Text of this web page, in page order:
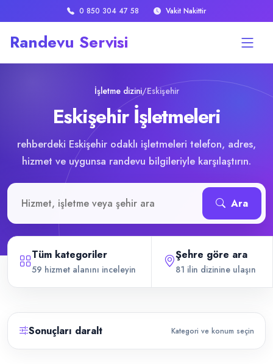
0 850 304 47 58 Vakit Nakittir
Randevu Servisi
İşletme dizini/Eskişehir
Eskişehir İşletmeleri
rehberdeki Eskişehir odaklı işletmeleri telefon, adres,
hizmet ve uygunsa randevu bilgileriyle karşılaştırın.
Ara
Tüm kategoriler
59 hizmet alanını inceleyin
Şehre göre ara
81 ilin dizinine ulaşın
Sonuçları daralt Kategori ve konum seçin